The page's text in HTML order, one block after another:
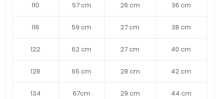
110 57 cm 26 cm 36 cm
116 59 cm 27 cm 38 cm
122 62 cm 27 cm 40 cm
128 65 cm 28 cm 42 cm
134 67cm 29 cm 44 cm